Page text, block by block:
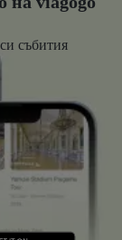
събития